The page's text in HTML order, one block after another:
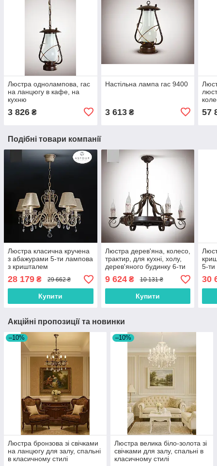
Люстра однолампова, гас
на ланцюгу в кафе, на
кухню
3 826 ₴
Настільна лампа гас 9400
3 613₴ 57
Подібні товари компанії
Люстра класична кручена
з абажурами 5-ти лампова
з кришталем
28 179 ₴ 29 662 ₴
Купити
Люстра дерев'яна, колесо,
трактир, для кухні, холу,
дерев'яного будинку 6-ти
лампова
9 624₴ 10 131 ₴
Купити
5-
30
Акційні пропозиції та новинки
–10%
Люстра бронзова зі свічками
на ланцюгу для залу, спальні
в класичному стилі
–10%
Люстра велика біло-золота зі
свічками для залу, спальні в
класичному стилі